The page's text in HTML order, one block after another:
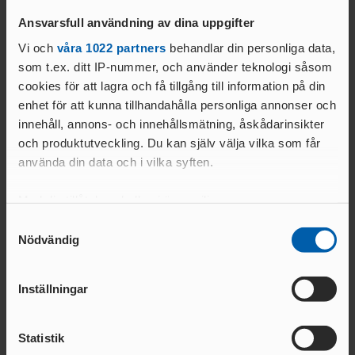
Ansvarsfull användning av dina uppgifter
Vi och våra 1022 partners behandlar din personliga data,
som t.ex. ditt IP-nummer, och använder teknologi såsom
cookies för att lagra och få tillgång till information på din
enhet för att kunna tillhandahålla personliga annonser och
innehåll, annons- och innehållsmätning, åskådarinsikter
och produktutveckling. Du kan själv välja vilka som får
använda din data och i vilka syften.
som kan ha en noggrannhet på upp till flera meter
Du kan ändra eller dra tillbaka ditt samtycke när som
Nödvändig
Inställningar
Statistik
SÖKA STÖD
PROJEKTSTÖD IF
26/27
IDROTTSKLIV
ET
MINIORLANDSLAG
ET
FOLKSP
ARVSFONDEN
GÅNG
OCR LEVEL 1
JUDGE
OCR LEVEL 2 NATIONAL
JUDGE
FUNKTIONÄRER
DISTRIKTSSTART
FÖRBUNDSSTART
MÅLFOTODOMA
MÅLFOTODOMARE
Nytt svenskt rekord för Stenmark
ett nytt svenskt rekord i stavhopp.